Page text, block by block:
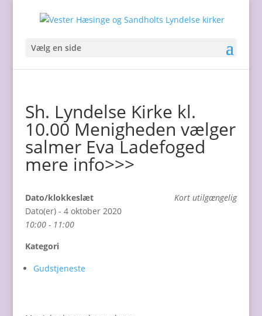
Vælg en side
Sh. Lyndelse Kirke kl.
10.00 Menigheden vælger
salmer Eva Ladefoged
mere info>>>
Kort utilgængelig
Dato/klokkeslæt
Dato(er) - 4 oktober 2020
10:00 - 11:00
Kategori
Gudstjeneste